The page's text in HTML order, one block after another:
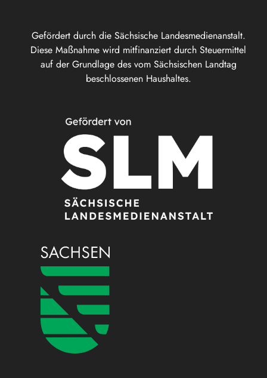
Gefördert durch die Sächsische Landesmedienanstalt.
Diese Maßnahme wird mitfinanziert durch Steuermittel
auf der Grundlage des vom Sächsischen Landtag
beschlossenen Haushaltes.